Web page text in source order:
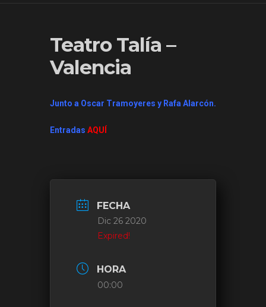
Teatro Talía –
Valencia
Junto a Oscar Tramoyeres y Rafa Alarcón.
Entradas AQUÍ
FECHA
Dic 26 2020
Expired!
HORA
00:00